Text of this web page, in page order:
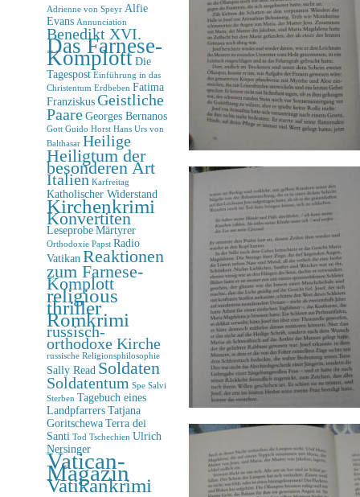
Adrienne von Speyr Alfie
Evans Annunciation
Benedikt XVI.
Das Farnese-
Komplott Die
Tagespost Einführung in das
Christentum Erdbeben Fatima
Franziskus Geistliche
Paare Georges Bernanos
Gott Guido Horst Hans Urs von
Balthasar Heilige
Heiligtum der
besonderen Art
Italien Karfreitag
Katholischer Widerstand
Kirchenkrimi
Konvertiten
Leseprobe Märtyrer
Orthodoxie Papst Radio
Vatikan Reaktionen
zum Farnese-
Komplott
religious
thriller
Romkrimi
russisch-
orthodoxe Kirche
russische Religionsphilosophie
Sally Read Soldaten
Soldatentum Spe Salvi
Sterben Tagebuch eines
Landpfarrers Tatjana
Goritschewa Terra dei
Santi Tod Tschechien Ulrich
Nersinger
Vatican-
Magazin
Vatikankrimi